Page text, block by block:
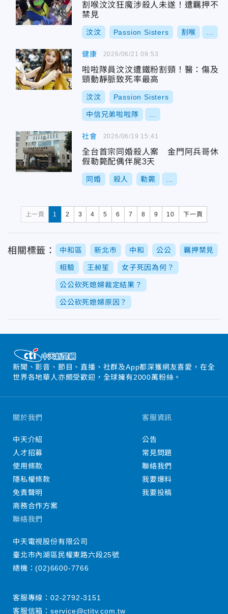
割喉汶汶狂魔涉殺人未遂！遭羈押不
禁見
汶汶 Passion Sisters 割喉
健康
啦啦隊員汶汶遭鐵粉割頸！醫：傷及
頸動靜脈致死率最高
汶汶 Passion Sisters
中信兄弟啦啦隊
2026/06/21 09:53
社會
全台首宗同婚殺人案 金門阿兵哥休
假勒斃配偶伴屍3天
同婚 殺人 勒斃
2026/06/19 15:41
上一頁 1 2 3 4 5 6 7 8 9 10 下一頁
相關標籤： 中和區 新北市 中和 公公 羈押禁見
相驗 王昶笙 女子死因為何？
公公砍死媳婦裁定結果？
公公砍死媳婦原因？
新聞、影音、節目、直播、社群及App都深獲網友喜愛，在全
世界各地華人亦頗受歡迎，全球擁有2000萬粉絲。
關於我們
中天介紹
人才招募
使用條款
隱私權條款
免責聲明
商務合作方案
客服資訊
公告
常見問題
聯絡我們
我要爆料
我要投稿
聯絡我們
中天電視股份有限公司
臺北市內湖區民權東路六段25號
總機：(02)6600-7766
客服專線： 02-2792-3151
客服信箱： service@ctitv.com.tw